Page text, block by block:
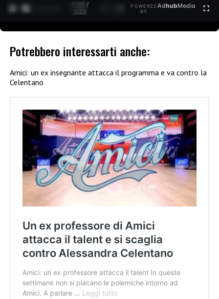
0:28 /
3:35
POWERED
BY
AdhubMedia
Potrebbero interessarti anche:
Amici: un ex insegnante attacca il programma e va contro la
Celentano